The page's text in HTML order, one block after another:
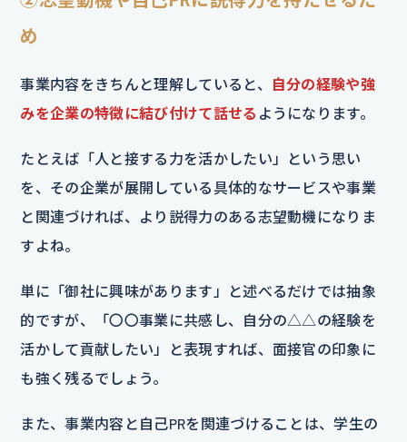
め
事業内容をきちんと理解していると、
自分の経験や強
みを企業の特徴に結び付けて話せる ようになります。
たとえば「人と接する力を活かしたい」という思い
を、その企業が展開している具体的なサービスや事業
と関連づければ、より説得力のある志望動機になりま
すよね。
単に「御社に興味があります」と述べるだけでは抽象
的ですが、「〇〇事業に共感し、自分の△△の経験を
活かして貢献したい」と表現すれば、面接官の印象に
も強く残るでしょう。
また、事業内容と自己PRを関連づけることは、学生の